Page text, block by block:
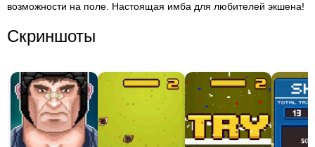
возможности на поле. Настоящая имба для любителей экшена!
Скриншоты